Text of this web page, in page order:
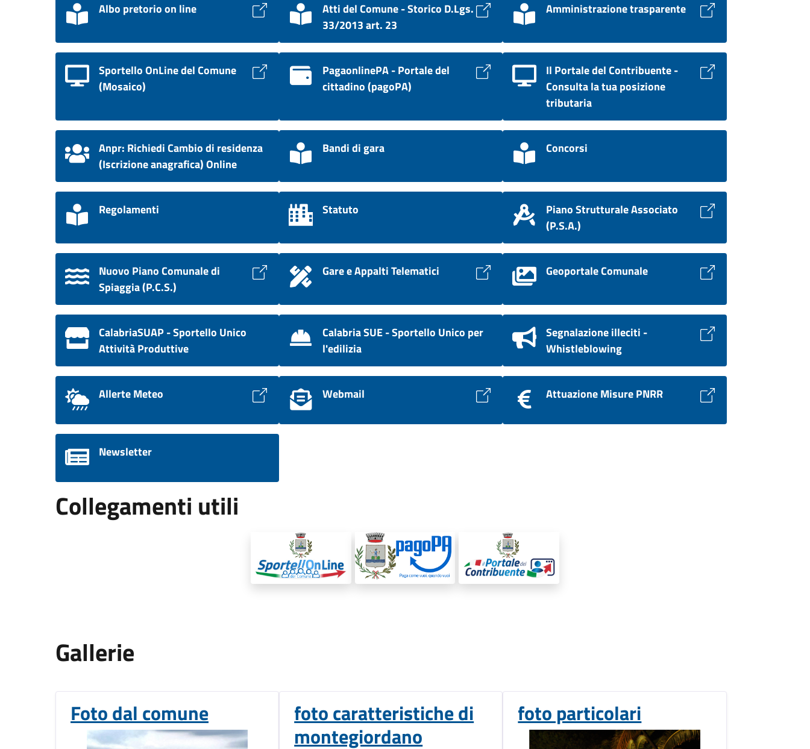
Albo pretorio on line
Atti del Comune - Storico D.Lgs.
33/2013 art. 23
Amministrazione trasparente
Sportello OnLine del Comune
(Mosaico)
PagaonlinePA - Portale del
cittadino (pagoPA)
Il Portale del Contribuente -
Consulta la tua posizione
tributaria
Anpr: Richiedi Cambio di residenza
(Iscrizione anagrafica) Online
Bandi di gara Concorsi
Regolamenti Statuto
Piano Strutturale Associato
(P.S.A.)
Nuovo Piano Comunale di
Spiaggia (P.C.S.)
Gare e Appalti Telematici Geoportale Comunale
CalabriaSUAP - Sportello Unico
Attività Produttive
Calabria SUE - Sportello Unico per
l'edilizia
Segnalazione illeciti -
Whistleblowing
Allerte Meteo Webmail Attuazione Misure PNRR
Newsletter
Collegamenti utili
Gallerie
Foto dal comune
foto caratteristiche di
montegiordano
foto particolari